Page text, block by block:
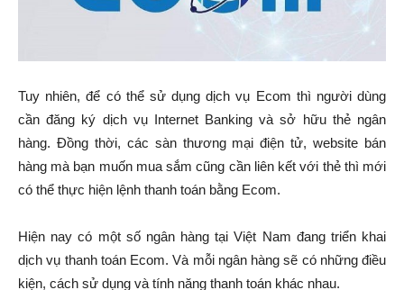
Tuy nhiên, để có thể sử dụng dịch vụ Ecom thì người dùng
cần đăng ký dịch vụ Internet Banking và sở hữu thẻ ngân
hàng. Đồng thời, các sàn thương mại điện tử, website bán
hàng mà bạn muốn mua sắm cũng cần liên kết với thẻ thì mới
có thể thực hiện lệnh thanh toán bằng Ecom.
Hiện nay có một số ngân hàng tại Việt Nam đang triển khai
dịch vụ thanh toán Ecom. Và mỗi ngân hàng sẽ có những điều
kiện, cách sử dụng và tính năng thanh toán khác nhau.